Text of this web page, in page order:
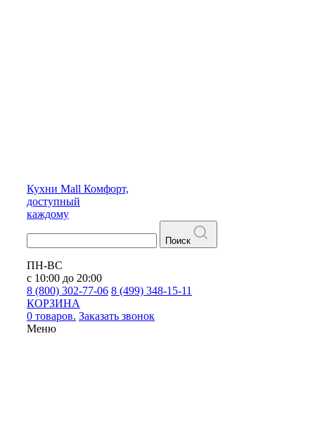
Кухни Mall Комфорт,
доступный
каждому
Поиск
ПН-ВС
с 10:00 до 20:00
8 (800) 302-77-06 8 (499) 348-15-11
КОРЗИНА
0 товаров. Заказать звонок
Меню